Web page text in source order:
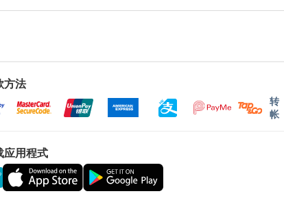
方法
转
帐
应用程式